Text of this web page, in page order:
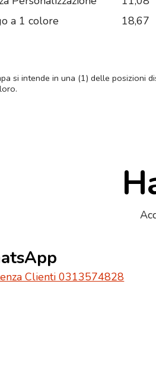
a 1 colore
18,67
si intende in una (1) delle posizioni
Clienti 0313574828